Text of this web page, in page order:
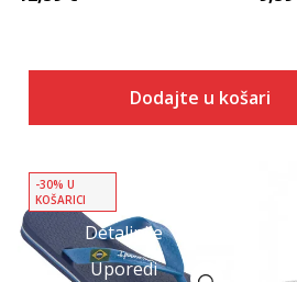
Dodajte u košaricu
Detaljnije
Uporedi
-30% U
KOŠARICI